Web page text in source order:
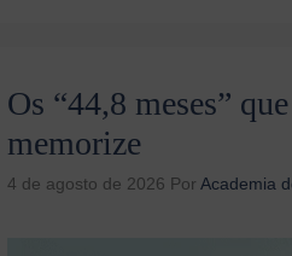
Os “44,8 meses”
memorize
4 de agosto de 2026 Por Academia